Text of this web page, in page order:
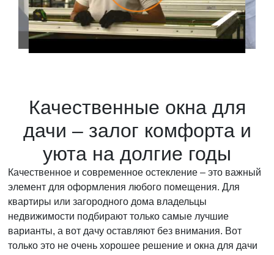
Качественные окна для
дачи – залог комфорта и
уюта на долгие годы
Качественное и современное остекление – это важный
элемент для оформления любого помещения. Для
квартиры или загородного дома владельцы
недвижимости подбирают только самые лучшие
варианты, а вот дачу оставляют без внимания. Вот
только это не очень хорошее решение и окна для дачи